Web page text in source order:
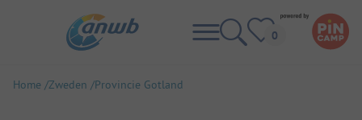
Home Zweden Provincie Gotland